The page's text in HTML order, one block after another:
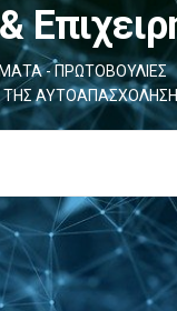
- ΠΡΩΤΟΒΟΥΛΙΕΣ